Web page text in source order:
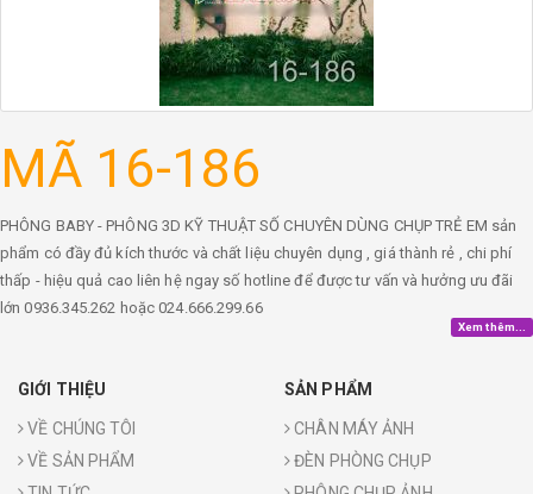
MÃ 16-186
PHÔNG BABY - PHÔNG 3D KỸ THUẬT SỐ CHUYÊN DÙNG CHỤP TRẺ EM sản
phẩm có đầy đủ kích thước và chất liệu chuyên dụng , giá thành rẻ , chi phí
thấp - hiệu quả cao liên hệ ngay số hotline để được tư vấn và hưởng ưu đãi
lớn 0936.345.262 hoặc 024.666.299.66
Xem thêm...
GIỚI THIỆU
VỀ CHÚNG TÔI
VỀ SẢN PHẨM
SẢN PHẨM
CHÂN MÁY ẢNH
ĐÈN PHÒNG CHỤP